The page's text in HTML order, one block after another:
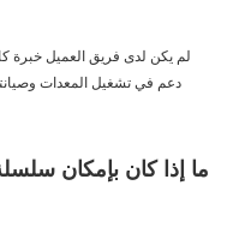
لم يكن لدى فريق العميل خبرة
دعم في تشغيل المعدات